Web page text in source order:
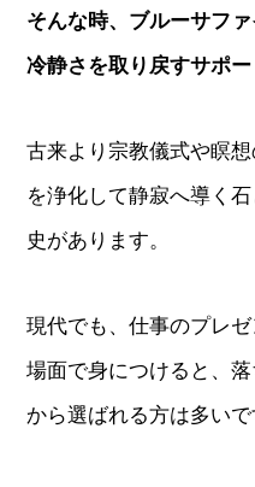
そんな時、ブルーサフ
冷静さを取り戻すサポー
古来より宗教儀式や瞑
を浄化して静寂へ導く
史があります。
現代でも、仕事のプレ
場面で身につけると、
から選ばれる方は多いで